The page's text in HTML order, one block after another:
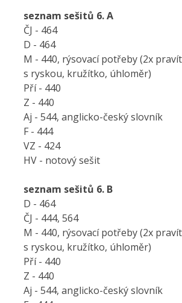
seznam sešitů 6. A
ČJ - 464
D - 464
M - 440, rýsovací potřeby (2x
s ryskou, kružítko, úhloměr)
Pří - 440
Z - 440
Aj - 544, anglicko-český slovník
F - 444
VZ - 424
HV - notový sešit
seznam sešitů 6. B
D - 464
ČJ - 444, 564
M - 440, rýsovací potřeby (2x
s ryskou, kružítko, úhloměr)
Pří - 440
Z - 440
Aj - 544, anglicko-český slovník